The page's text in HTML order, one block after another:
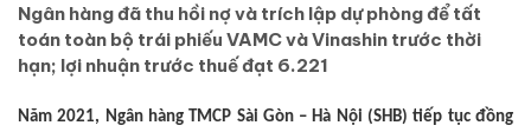
Ngân hàng đã thu hồi nợ và trích lập dự phòng để tất
toán toàn bộ trái phiếu VAMC và Vinashin trước thời
hạn; lợi nhuận trước thuế đạt 6.221
Năm 2021, Ngân hàng TMCP Sài Gòn – Hà Nội (SHB) tiếp tục đồng